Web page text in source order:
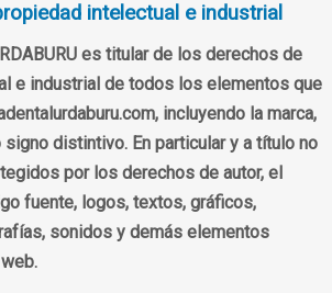
intelectual e industrial
es titular de los derechos de
e industrial de todos los elementos que
incluyendo la marca,
distintivo. En particular y a título no
por los derechos de autor, el
fuente, logos, textos, gráficos,
sonidos y demás elementos